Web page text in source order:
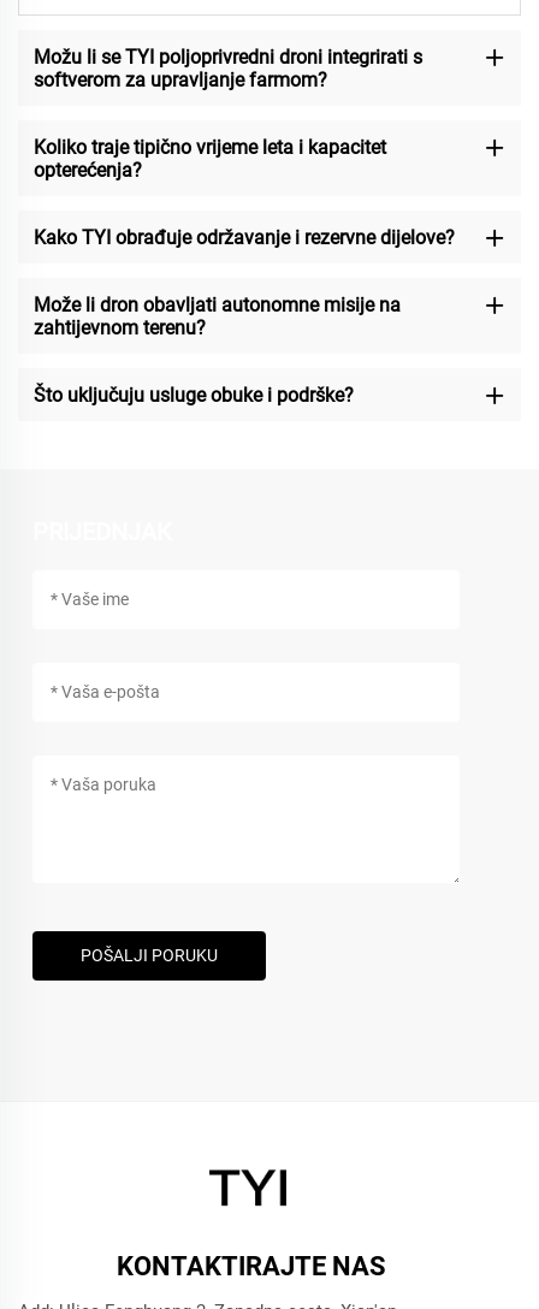
Možu li se TYI poljoprivredni droni integrirati s
softverom za upravljanje farmom?
Koliko traje tipično vrijeme leta i kapacitet
opterećenja?
Kako TYI obrađuje održavanje i rezervne dijelove?
Može li dron obavljati autonomne misije na
zahtijevnom terenu?
Što uključuju usluge obuke i podrške?
POŠALJI PORUKU
KONTAKTIRAJTE NAS